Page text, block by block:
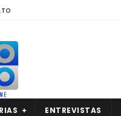
ENTREVISTAS